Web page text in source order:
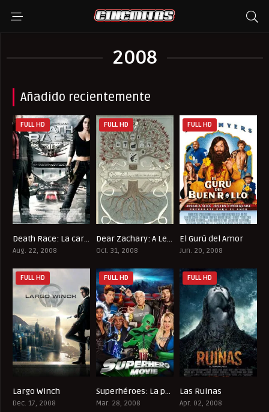
2008
Añadido recientemente
6.4
FULL HD
Death Race: La carrera de la muerte
Aug. 22, 2008
8.5
FULL HD
Dear Zachary: A Letter to a Son About His Father
Oct. 31, 2008
3.8
FULL HD
El Gurú del Amor
Jun. 20, 2008
FULL HD
Largo Winch
Dec. 17, 2008
4.7
FULL HD
Superhéroes: La película
Mar. 28, 2008
FULL HD
Las Ruinas
Apr. 02, 2008